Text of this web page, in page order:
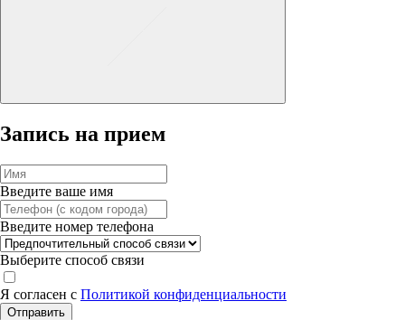
Запись на прием
Введите ваше имя
Введите номер телефона
Выберите способ связи
Я согласен с Политикой конфиденциальности
Отправить